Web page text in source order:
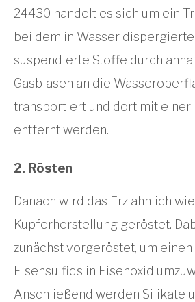
24430 handelt es sich um ein
bei dem in Wasser
suspendierte Stoffe durch
Gasblasen an die
transportiert und dort mit einer
entfernt werden.
2. Rösten
Danach wird das Erz ähnlich
Kupferherstellung geröstet.
zunächst vorgeröstet, um einen
Eisensulfids in Eisenoxid
Anschließend werden Silikate